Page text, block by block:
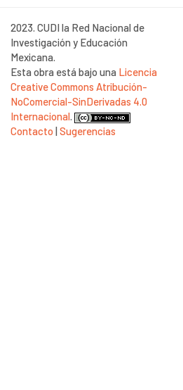
2023. CUDI la Red Nacional de
Investigación y Educación
Mexicana.
Esta obra está bajo una Licencia
Creative Commons Atribución-
NoComercial-SinDerivadas 4.0
Internacional.
Contacto |Sugerencias